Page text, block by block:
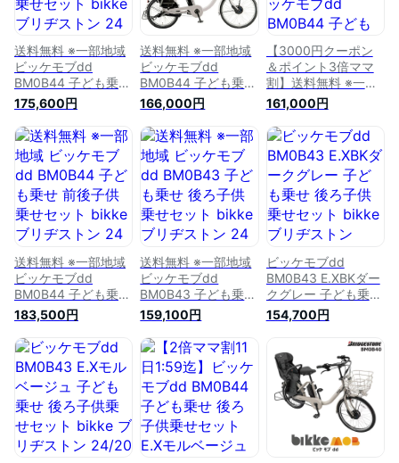
送料無料 ※一部地域
ビッケモブdd
BM0B44 子ども乗せ
前後子供乗せセット
bikke ブリヂストン
24インチ 20インチ
14.3Ah 2024 ビッケ
モブ 子供乗せ自転車
電動自転車 電動アシ
スト自転車 3人乗り
電動自転車 防犯登録
無料
175,600円
送料無料 ※一部地域
ビッケモブdd
BM0B44 子ども乗せ
後ろ子供乗せセット
bikke ブリヂストン
24インチ 20インチ
14.3Ah 2025 ビッケ
モブ 3人乗り対象 子
供乗せ自転車 電動自
転車 電動アシスト自
転車 電動自転車 防
犯登録無料
166,000円
【3000円クーポン
＆ポイント3倍ママ
割】送料無料 ※一部
地域 ビッケモブdd
BM0B44 子ども乗せ
後ろ子供乗せセット
bikke ブリヂストン
24インチ 20インチ
14.3Ah 2024 ビッケ
モブ 子供乗せ自転車
電動自転車 電動アシ
スト自転車 3人乗り
対応電動自転車 防犯
登録無料
161,000円
送料無料 ※一部地域
ビッケモブdd
BM0B44 子ども乗せ
前後子供乗せセット
bikke ブリヂストン
24インチ 20インチ
14.3Ah 2025 ビッケ
モブ 子供乗せ自転車
電動アシスト自転車
3人乗り 電動自転車
防犯登録無料
183,500円
送料無料 ※一部地域
ビッケモブdd
BM0B43 子ども乗せ
後ろ子供乗せセット
bikke ブリヂストン
24インチ 20インチ
14.3Ah 2023 ビッケ
モブ 子供乗せ自転車
電動自転車 電動アシ
スト自転車 3人乗り
対応電動自転車 ビッ
ケシリーズ 防犯登録
無料
159,100円
ビッケモブdd
BM0B43 E.XBKダー
クグレー 子ども乗せ
後ろ子供乗せセット
bikke ブリヂストン
24/20インチ14.3Ah
2023年モデル ブリ
ジストン ビッケ モ
ブ 子供乗せ自転車
電動自転車 電動アシ
スト 3人乗り自転車
電動 子ども乗せ 防
犯登録無料
154,700円